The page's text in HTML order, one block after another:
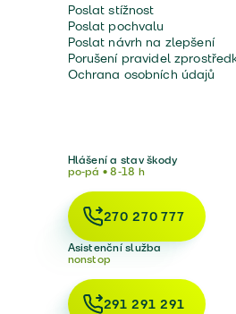
Poslat stížnost
Poslat pochvalu
Poslat návrh na zlepšení
Porušení pravidel
Ochrana osobních údajů
Hlášení a stav škody
po-pá • 8-18 h
270 270 777
Asistenční služba
nonstop
291 291 291